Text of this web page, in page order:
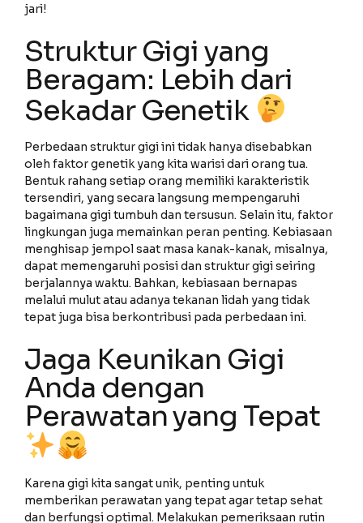
jari!
Struktur Gigi yang
Beragam: Lebih dari
Sekadar Genetik
Perbedaan struktur gigi ini tidak hanya disebabkan
oleh faktor genetik yang kita warisi dari orang tua.
Bentuk rahang setiap orang memiliki karakteristik
tersendiri, yang secara langsung mempengaruhi
bagaimana gigi tumbuh dan tersusun. Selain itu, faktor
lingkungan juga memainkan peran penting. Kebiasaan
menghisap jempol saat masa kanak-kanak, misalnya,
dapat memengaruhi posisi dan struktur gigi seiring
berjalannya waktu. Bahkan, kebiasaan bernapas
melalui mulut atau adanya tekanan lidah yang tidak
tepat juga bisa berkontribusi pada perbedaan ini.
Jaga Keunikan Gigi
Anda dengan
Perawatan yang Tepat
Karena gigi kita sangat unik, penting untuk
memberikan perawatan yang tepat agar tetap sehat
dan berfungsi optimal. Melakukan pemeriksaan rutin